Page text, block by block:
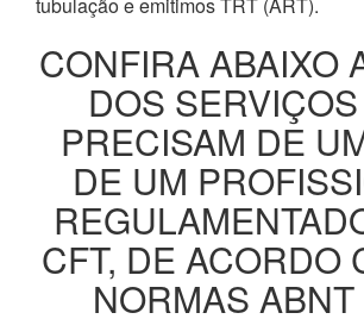
CONFIRA ABAIXO
DOS
PRECISAM DE
DE UM
CFT, DE ACORDO
NORMAS